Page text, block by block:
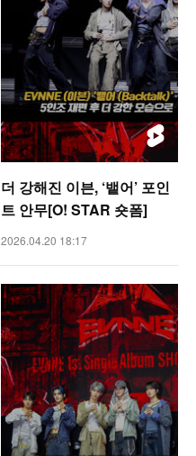
더 강해진 이븐, ‘뱉어’ 포인
트 안무[O! STAR 숏폼]
2026.04.20 18:17